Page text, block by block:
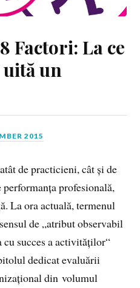
Factori: La ce
uită un
2015
de practicieni, cât și de
profesională,
La ora actuală, termenul
de „atribut observabil
succes a activităților“
dedicat evaluării
din volumul